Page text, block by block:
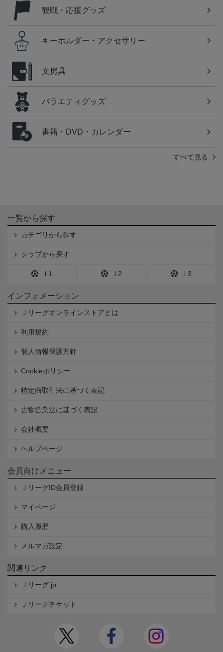
観戦・応援グッズ
キーホルダー・アクセサリー
文房具
バラエティグッズ
書籍・DVD・カレンダー
すべて見る
一覧から探す
カテゴリから探す
クラブから探す
Ｊ1 Ｊ2 Ｊ3
インフォメーション
Ｊリーグオンラインストアとは
利用規約
個人情報保護方針
Cookieポリシー
特定商取引法に基づく表記
古物営業法に基づく表記
会社概要
ヘルプページ
会員向けメニュー
ＪリーグID会員登録
マイページ
購入履歴
メルマガ設定
関連リンク
Ｊリーグ.jp
Ｊリーグチケット